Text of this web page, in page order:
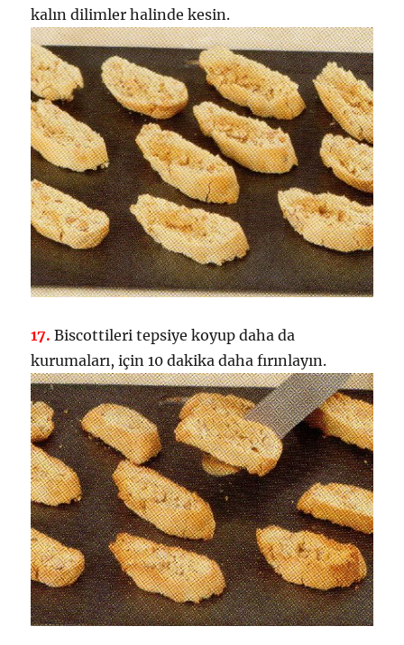
kalın dilimler halinde kesin.
17. Biscottileri tepsiye koyup daha da
kurumaları, için 10 dakika daha fırınlayın.